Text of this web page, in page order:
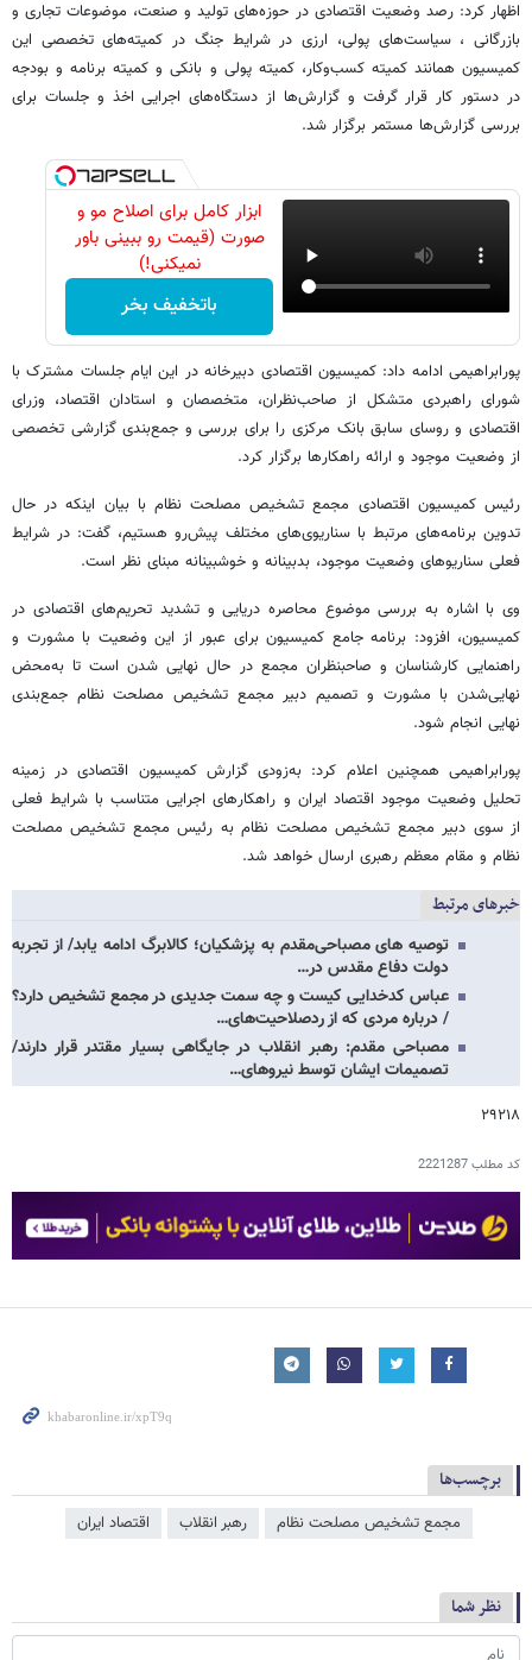
اظهار کرد: رصد وضعیت اقتصادی در حوزه‌های تولید و صنعت، موضوعات تجاری و
بازرگانی ، سیاست‌های پولی، ارزی در شرایط جنگ در کمیته‌های تخصصی این
کمیسیون همانند کمیته کسب‌وکار، کمیته پولی و بانکی و کمیته برنامه و بودجه
در دستور کار قرار گرفت و گزارش‌ها از دستگاه‌های اجرایی اخذ و جلسات برای
بررسی گزارش‌ها مستمر برگزار شد.
ابزار کامل برای اصلاح مو و
صورت (قیمت رو ببینی باور
نمیکنی!)
باتخفیف بخر
پورابراهیمی ادامه داد: کمیسیون اقتصادی دبیرخانه در این ایام جلسات مشترک با
شورای راهبردی متشکل از صاحب‌نظران، متخصصان و استادان اقتصاد، وزرای
اقتصادی و روسای سابق بانک مرکزی را برای بررسی و جمع‌بندی گزارشی تخصصی
از وضعیت موجود و ارائه راهکارها برگزار کرد.
رئیس کمیسیون اقتصادی مجمع تشخیص مصلحت نظام با بیان اینکه در حال
تدوین برنامه‌های مرتبط با سناریوی‌های مختلف پیش‌رو هستیم، گفت: در شرایط
فعلی سناریوهای وضعیت موجود، بدبینانه و خوشبینانه مبنای نظر است.
وی با اشاره به بررسی موضوع محاصره دریایی و تشدید تحریم‌های اقتصادی در
کمیسیون، افزود: برنامه جامع کمیسیون برای عبور از این وضعیت با مشورت و
راهنمایی کارشناسان و صاحبنظران مجمع در حال نهایی شدن است تا به‌محض
نهایی‌شدن با مشورت و تصمیم دبیر مجمع تشخیص مصلحت نظام جمع‌بندی
نهایی انجام شود.
پورابراهیمی همچنین اعلام کرد: به‌زودی گزارش کمیسیون اقتصادی در زمینه
تحلیل وضعیت موجود اقتصاد ایران و راهکارهای اجرایی متناسب با شرایط فعلی
از سوی دبیر مجمع تشخیص مصلحت نظام به رئیس مجمع تشخیص مصلحت
نظام و مقام معظم رهبری ارسال خواهد شد.
خبرهای مرتبط
توصیه های مصباحی‌مقدم به پزشکیان؛ کالابرگ ادامه یابد/ از تجربه
دولت دفاع مقدس در…
عباس کدخدایی کیست و چه سمت جدیدی در مجمع تشخیص دارد؟
/ درباره مردی که از ردصلاحیت‌های…
مصباحی مقدم: رهبر انقلاب در جایگاهی بسیار مقتدر قرار دارند/
تصمیمات ایشان توسط نیروهای…
۲۹۲۱۸
کد مطلب2221287
برچسب‌ها
مجمع تشخیص مصلحت نظام رهبر انقلاب اقتصاد ایران
نظر شما